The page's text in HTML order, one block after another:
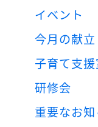
イベント
今月の献立
子育て支援
研修会
重要なお